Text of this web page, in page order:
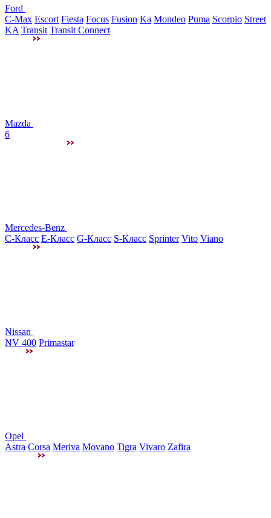
Ford
C-Max Escort Fiesta Focus Fusion Ka Mondeo Puma Scorpio Street
KA Transit Transit Connect
Mazda
6
Mercedes-Benz
C-Класс E-Класс G-Класс S-Класс Sprinter Vito Viano
Nissan
NV 400 Primastar
Opel
Astra Corsa Meriva Movano Tigra Vivaro Zafira